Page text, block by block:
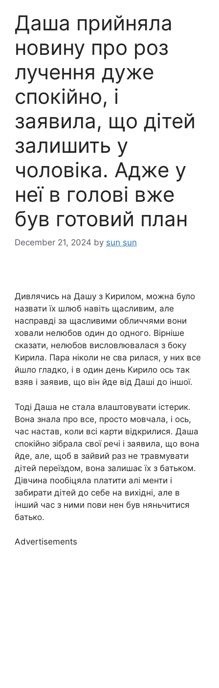
Даша прийняла
новину про роз
лучення дуже
спокійно, і
заявила, що дітей
залишить у
чоловіка. Адже у
неї в голові вже
був готовий план
December 21, 2024 by sun sun
Дивлячись на Дашу з Кирилом, можна було
назвати їх шлюб навіть щасливим, але
насправді за щасливими обличчями вони
ховали нелюбов один до одного. Вірніше
сказати, нелюбов висловлювалася з боку
Кирила. Пара ніколи не сва рилася, у них все
йшло гладко, і в один день Кирило ось так
взяв і заявив, що він йде від Даші до іншої.
Тоді Даша не стала влаштовувати істерик.
Вона знала про все, просто мовчала, і ось,
час настав, коли всі карти відкрилися. Даша
спокійно зібрала свої речі і заявила, що вона
йде, але, щоб в зайвий раз не травмувати
дітей переїздом, вона залишає їх з батьком.
Дівчина пообіцяла nлатити алі менти і
забирати дітей до себе на вихідні, але в
інший час з ними пови нен був няньчитися
батько.
Advertisements